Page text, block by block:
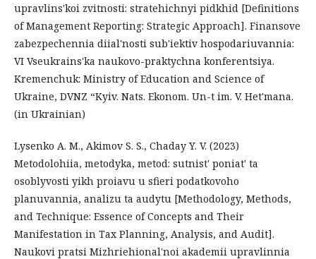
upravlins'koi zvitnosti: stratehichnyi pidkhid [Definitions
of Management Reporting: Strategic Approach]. Finansove
zabezpechennia diial'nosti sub'iektiv hospodariuvannia:
VI Vseukrains'ka naukovo-praktychna konferentsiya.
Kremenchuk: Ministry of Education and Science of
Ukraine, DVNZ “Kyiv. Nats. Ekonom. Un-t im. V. Het'mana.
(in Ukrainian)
Lysenko A. M., Akimov S. S., Chaday Y. V. (2023)
Metodolohiia, metodyka, metod: sutnist' poniat' ta
osoblyvosti yikh proiavu u sfieri podatkovoho
planuvannia, analizu ta audytu [Methodology, Methods,
and Technique: Essence of Concepts and Their
Manifestation in Tax Planning, Analysis, and Audit].
Naukovі pratsi Mizhriehional'noi akademii upravlinnia